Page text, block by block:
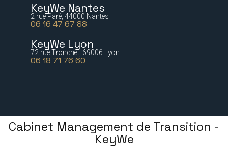
KeyWe Nantes
2 rue Paré, 44000 Nantes
06 16 47 67 88
KeyWe Lyon
72 rue Tronchet, 69006 Lyon
06 18 71 76 60
Cabinet Management de Transition -
KeyWe